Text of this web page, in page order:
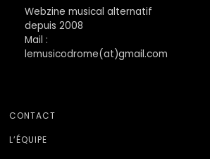
Webzine musical alternatif
depuis 2008
Mail :
lemusicodrome(at)gmail.com
CONTACT
L’ÉQUIPE